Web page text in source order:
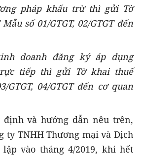
pháp khấu trừ thì gửi Tờ
số 01/GTGT, 02/GTGT đến
doanh đăng ký áp dụng
tiếp thì gửi Tờ khai thuế
GTGT, 04/GTGT đến cơ quan
định và hướng dẫn nêu trên,
ty TNHH Thương mại và Dịch
vào tháng 4/2019, khi hết